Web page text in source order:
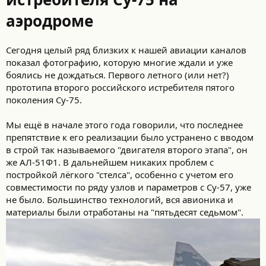
https://t.me/bbbreaking/205652
аэродроме
Сегодня целый ряд близких к нашей авиации каналов
показал фотографию, которую многие ждали и уже
боялись не дождаться. Первого летного (или нет?)
прототипа второго российского истребителя пятого
поколения Су-75.
Мы ещё в начале этого года говорили, что последнее
препятствие к его реализации было устранено с вводом
в строй так называемого "двигателя второго этапа", он
же АЛ-51Ф1. В дальнейшем никаких проблем с
постройкой лёгкого "стелса", особенно с учетом его
совместимости по ряду узлов и параметров с Су-57, уже
не было. Большинство технологий, вся авионика и
материалы были отработаны на "пятьдесят седьмом".